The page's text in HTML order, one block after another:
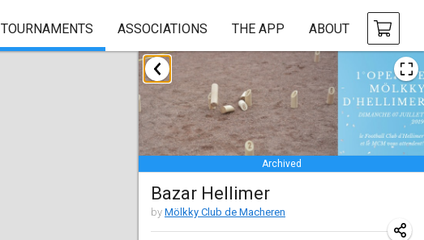
TOURNAMENTS ASSOCIATIONS THE APP ABOUT
Archived
Bazar Hellimer
by Mölkky Club de Macheren
January 2019
New Year's Throw Mölkky
Jan 1, 2019| Czech Republic
Tournoi Mixte ASPTTOM
Jan 20, 2019|France
Tournoi d'Hiver